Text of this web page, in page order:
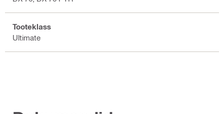
Tooteklass
Ultimate